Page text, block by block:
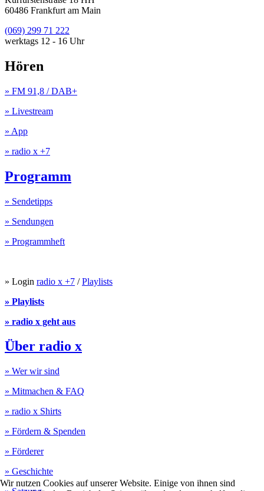
60486 Frankfurt am Main
(069) 299 71 222
werktags 12 - 16 Uhr
Hören
» FM 91,8 / DAB+
» Livestream
» App
» radio x +7
Programm
» Sendetipps
» Sendungen
» Programmheft
» Login radio x +7 /Playlists
» Playlists
» radio x geht aus
Über radio x
» Wer wir sind
» Mitmachen & FAQ
» radio x Shirts
» Fördern & Spenden
» Förderer
» Geschichte
Wir nutzen Cookies auf unserer Website. Einige von ihnen sind